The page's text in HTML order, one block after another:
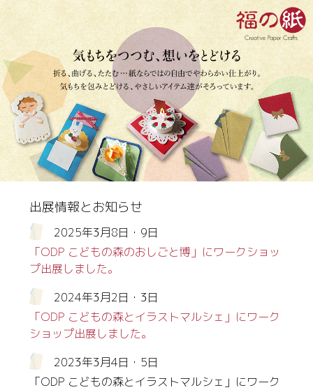
出展情報とお知らせ
2025年3月8日・9日
「ODP こどもの森のおしごと博」にワークショッ
プ出展しました。
2024年3月2日・3日
「ODP こどもの森とイラストマルシェ」にワーク
ショップ出展しました。
2023年3月4日・5日
「ODP こどもの森とイラストマルシェ」にワーク